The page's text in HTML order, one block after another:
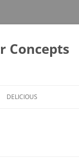
Concepts
DELICIOUS